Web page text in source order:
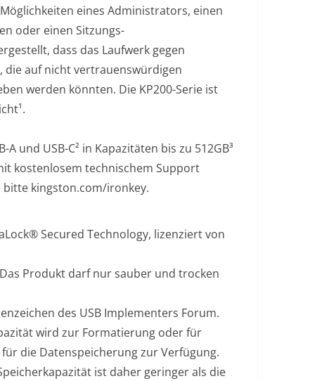
eines Administrators, einen
oder einen Sitzungs-
dass das Laufwerk gegen
die auf nicht vertrauenswürdigen
werden könnten. Die KP200-Serie ist
und USB-C² in Kapazitäten bis zu 512GB³
kostenlosem technischem Support
kingston.com/ironkey.
Secured Technology, lizenziert von
Produkt darf nur sauber und trocken
des USB Implementers Forum.
wird zur Formatierung oder für
die Datenspeicherung zur Verfügung.
ist daher geringer als die